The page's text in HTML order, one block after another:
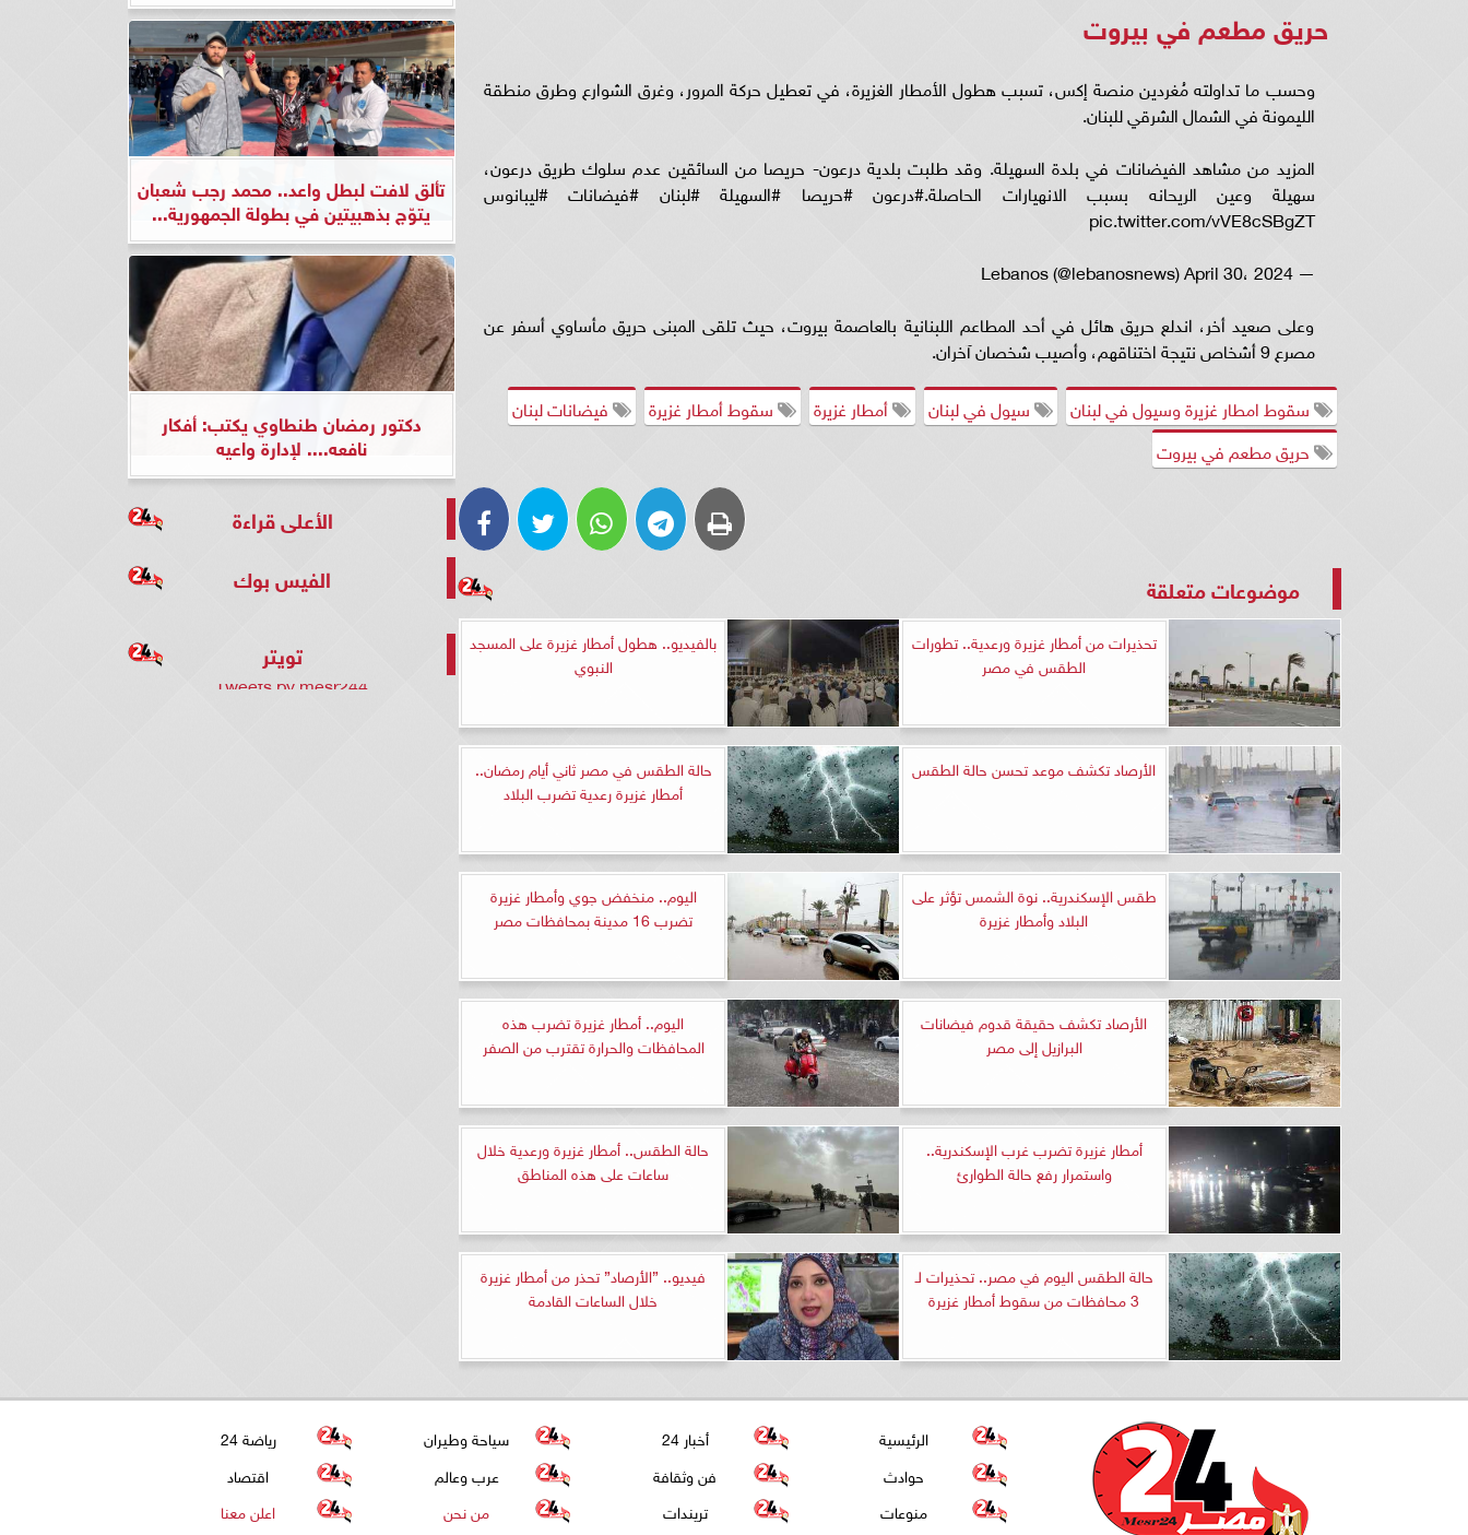
حريق مطعم في بيروت
وحسب ما تداولته مُغردين منصة إكس، تسبب هطول الأمطار الغزيرة، في تعطيل حركة المرور، وغرق الشوارع وطرق منطقة
الليمونة في الشمال الشرقي للبنان.
المزيد من مشاهد الفيضانات في بلدة السهيلة. وقد طلبت بلدية درعون- حريصا من السائقين عدم سلوك طريق درعون،
سهيلة وعين الريحانه بسبب الانهيارات الحاصلة.#درعون #حريصا #السهيلة #لبنان #فيضانات #ليبانوس
pic.twitter.com/vVE8cSBgZT
— Lebanos (@lebanosnews) April 30، 2024
وعلى صعيد أخر، اندلع حريق هائل في أحد المطاعم اللبنانية بالعاصمة بيروت، حيث تلقى المبنى حريق مأساوي أسفر عن
مصرع 9 أشخاص نتيجة اختناقهم، وأصيب شخصان آخران.
سقوط امطار غزيرة وسيول في لبنان
سيول في لبنان أمطار غزيرة سقوط أمطار غزيرة
فيضانات لبنان
حريق مطعم في بيروت
موضوعات متعلقة
تحذيرات من أمطار غزيرة ورعدية.. تطورات
الطقس في مصر
بالفيديو.. هطول أمطار غزيرة على المسجد
النبوي
الأرصاد تكشف موعد تحسن حالة الطقس
حالة الطقس في مصر ثاني أيام رمضان..
أمطار غزيرة رعدية تضرب البلاد
طقس الإسكندرية.. نوة الشمس تؤثر على
البلاد وأمطار غزيرة
اليوم.. منخفض جوي وأمطار غزيرة
تضرب 16 مدينة بمحافظات مصر
الأرصاد تكشف حقيقة قدوم فيضانات
البرازيل إلى مصر
اليوم.. أمطار غزيرة تضرب هذه
المحافظات والحرارة تقترب من الصفر
أمطار غزيرة تضرب غرب الإسكندرية..
واستمرار رفع حالة الطوارئ
حالة الطقس.. أمطار غزيرة ورعدية خلال
ساعات على هذه المناطق
حالة الطقس اليوم في مصر.. تحذيرات لـ
3 محافظات من سقوط أمطار غزيرة
فيديو.. ”الأرصاد” تحذر من أمطار غزيرة
خلال الساعات القادمة
تألق لافت لبطل واعد.. محمد رجب شعبان
يتوّج بذهبيتين في بطولة الجمهورية...
دكتور رمضان طنطاوي يكتب: أفكار
نافعه.... لإدارة واعيه
الأعلى قراءة
الفيس بوك
تويتر
Tweets by mesr244
الرئيسية أخبار 24 سياحة وطيران
رياضة 24
حوادث
فن وثقافة عرب وعالم
اقتصاد
منوعات
تريندات من نحن
اعلن معنا